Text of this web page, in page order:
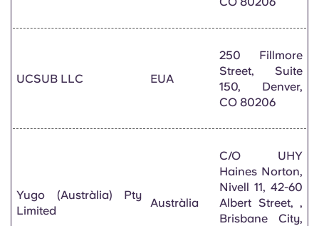
UCSUB LLC EUA
250 Fillmore
Street, Suite
150, Denver,
CO 80206
Yugo (Austràlia) Pty
Limited
Austràlia
C/O UHY
Haines Norton,
Nivell 11, 42-60
Albert Street, ,
Brisbane City,